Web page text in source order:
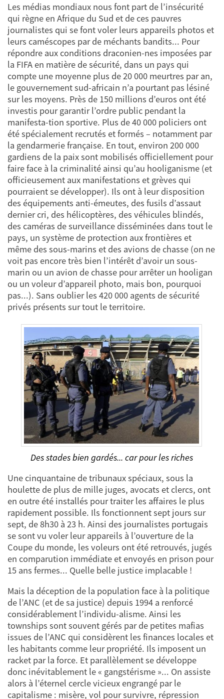
Les médias mondiaux nous font part de l’insécurité
qui règne en Afrique du Sud et de ces pauvres
journalistes qui se font voler leurs appareils photos et
leurs caméscopes par de méchants bandits... Pour
répondre aux conditions draconien-nes imposées par
la FIFA en matière de sécurité, dans un pays qui
compte une moyenne plus de 20 000 meurtres par an,
le gouvernement sud-africain n’a pourtant pas lésiné
sur les moyens. Près de 150 millions d’euros ont été
investis pour garantir l’ordre public pendant la
manifesta-tion sportive. Plus de 40 000 policiers ont
été spécialement recrutés et formés – notamment par
la gendarmerie française. En tout, environ 200 000
gardiens de la paix sont mobilisés officiellement pour
faire face à la criminalité ainsi qu’au hooliganisme (et
officieusement aux manifestations et grèves qui
pourraient se développer). Ils ont à leur disposition
des équipements anti-émeutes, des fusils d’assaut
dernier cri, des hélicoptères, des véhicules blindés,
des caméras de surveillance disséminées dans tout le
pays, un système de protection aux frontières et
même des sous-marins et des avions de chasse (on ne
voit pas encore très bien l’intérêt d’avoir un sous-
marin ou un avion de chasse pour arrêter un hooligan
ou un voleur d’appareil photo, mais bon, pourquoi
pas...). Sans oublier les 420 000 agents de sécurité
privés présents sur tout le territoire.
Des stades bien gardés... car pour les riches
Une cinquantaine de tribunaux spéciaux, sous la
houlette de plus de mille juges, avocats et clercs, ont
en outre été installés pour traiter les affaires le plus
rapidement possible. Ils fonctionnent sept jours sur
sept, de 8h30 à 23 h. Ainsi des journalistes portugais
se sont vu voler leur appareils à l’ouverture de la
Coupe du monde, les voleurs ont été retrouvés, jugés
en comparution immédiate et envoyés en prison pour
15 ans fermes... Quelle belle justice implacable !
Mais la déception de la population face à la politique
de l’ANC (et de sa justice) depuis 1994 a renforcé
considérablement l’individu-alisme. Ainsi les
townships sont souvent gérés par de petites mafias
issues de l’ANC qui considèrent les finances locales et
les habitants comme leur propriété. Ils imposent un
racket par la force. Et parallèlement se développe
donc inévitablement le « gangstérisme »... On assiste
alors à l’éternel cercle vicieux engrangé par le
capitalisme : misère, vol pour survivre, répression